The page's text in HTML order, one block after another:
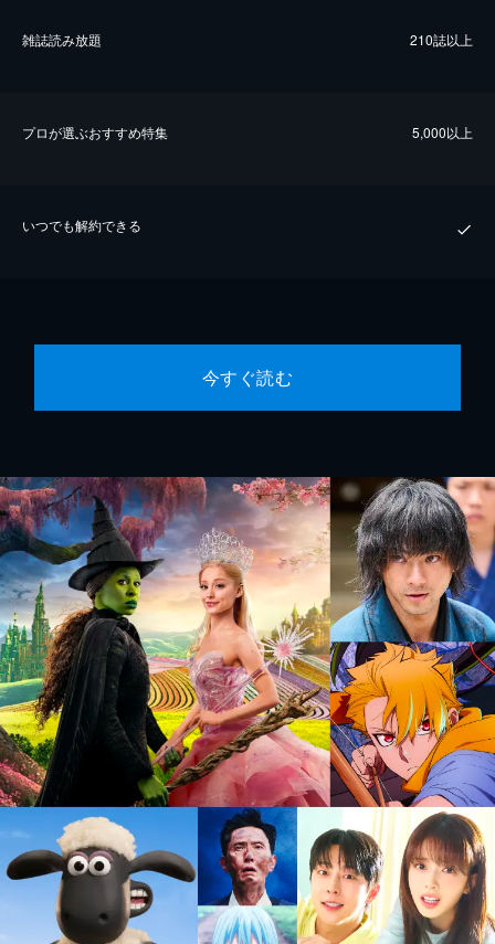
雑誌読み放題 210誌以上
プロが選ぶおすすめ特集 5,000以上
いつでも解約できる
今すぐ読む